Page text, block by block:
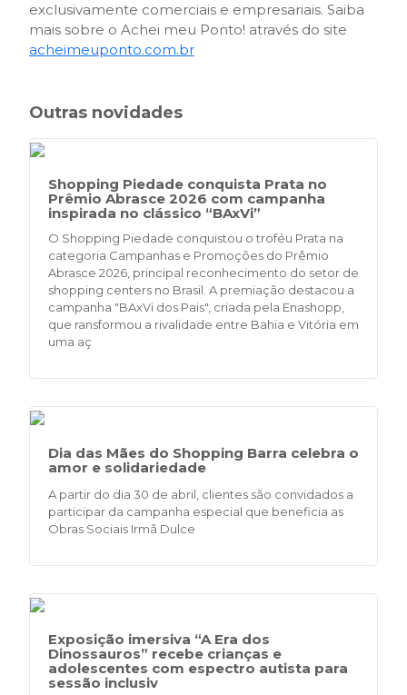
exclusivamente comerciais e empresariais. Saiba
mais sobre o Achei meu Ponto! através do site
acheimeuponto.com.br
Outras novidades
Shopping Piedade conquista Prata no
Prêmio Abrasce 2026 com campanha
inspirada no clássico “BAxVi”
O Shopping Piedade conquistou o troféu Prata na
categoria Campanhas e Promoções do Prêmio
Abrasce 2026, principal reconhecimento do setor de
shopping centers no Brasil. A premiação destacou a
campanha "BAxVi dos Pais", criada pela Enashopp,
que ransformou a rivalidade entre Bahia e Vitória em
uma aç
Dia das Mães do Shopping Barra celebra o
amor e solidariedade
A partir do dia 30 de abril, clientes são convidados a
participar da campanha especial que beneficia as
Obras Sociais Irmã Dulce
Exposição imersiva “A Era dos
Dinossauros” recebe crianças e
adolescentes com espectro autista para
sessão inclusiv